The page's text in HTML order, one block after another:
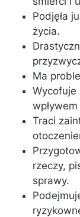
Podjęła
życia.
Ma
Wycofuje
Traci
rzeczy,
sprawy.